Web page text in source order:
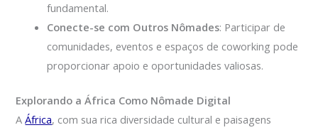
fundamental.
Conecte-se com Outros Nômades: Participar de
comunidades, eventos e espaços de coworking pode
proporcionar apoio e oportunidades valiosas.
Explorando a África Como Nômade Digital
AÁfrica, com sua rica diversidade cultural e paisagens